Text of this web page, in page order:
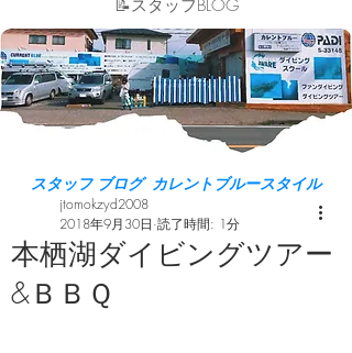
​📝スタッフBLOG
スタッフ ブログ カレントブルースタイル
本栖湖ダイビングツアー
&ＢＢＱ
jtomokzyd2008
2018年9月30日 読了時間: 1分